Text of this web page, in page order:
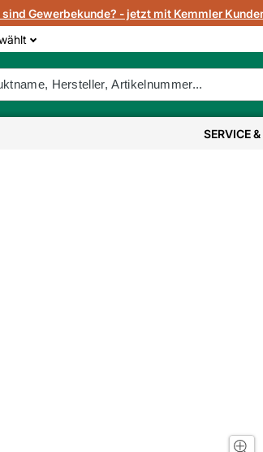
sind Gewerbekunde? - jetzt mit Kemmler
SERVICE